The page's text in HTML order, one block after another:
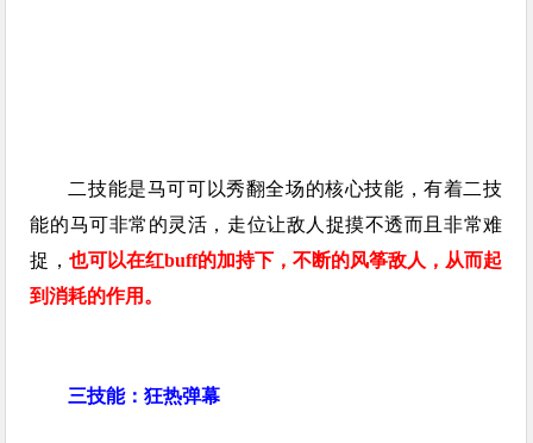
二技能是马可可以秀翻全场的核心技能，有着二技
能的马可非常的灵活，走位让敌人捉摸不透而且非常难
捉， 也可以在红buff的加持下，不断的风筝敌人，从而起
到消耗的作用。
三技能：狂热弹幕